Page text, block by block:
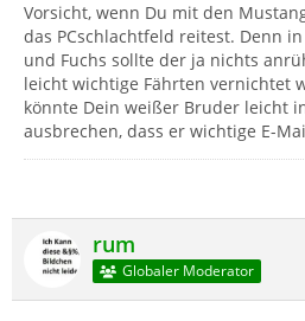
Vorsicht, wenn Du mit den
das PCschlachtfeld reitest. Denn
und Fuchs sollte der ja nichts
leicht wichtige Fährten vernichtet
könnte Dein weißer Bruder leicht
ausbrechen, dass er wichtige E-
rum
Globaler Moderator